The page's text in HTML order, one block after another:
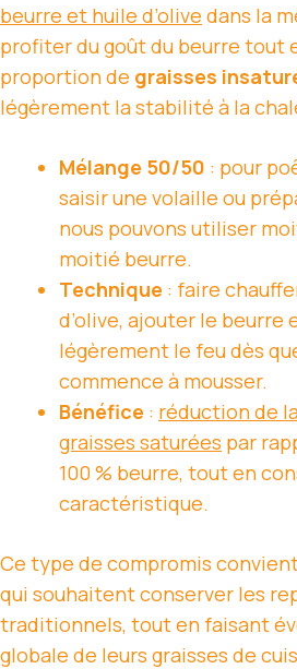
beurre et huile d’olive dans la
profiter du goût du beurre tout
proportion de graisses
légèrement la stabilité à la
Mélange 50/50 : pour
saisir une volaille ou
nous pouvons utiliser
moitié beurre.
Technique : faire
d’olive, ajouter le beurre
légèrement le feu dès
commence à mousser.
Bénéfice : réduction de
graisses saturées par
100 % beurre, tout en
caractéristique.
Ce type de compromis
qui souhaitent conserver les
traditionnels, tout en faisant
globale de leurs graisses de